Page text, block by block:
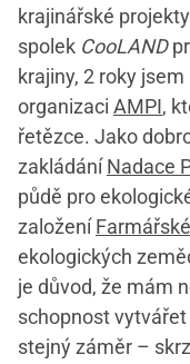
krajinářské
spolek CooLAND
krajiny, 2 roky
organizaci AMPI,
řetězce. Jako
zakládáníNadace
půdě pro
založení
ekologických
je důvod, že mám
schopnost
stejný záměr –